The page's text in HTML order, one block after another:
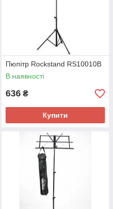
Пюпітр Rockstand RS10010B
В наявності
636 ₴
Купити